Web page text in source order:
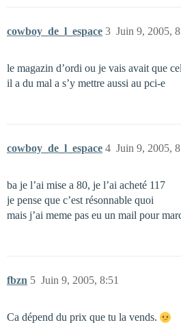
cowboy_de_l_espace Juin 9, 2005,
3
le magazin d’ordi ou je vais avait que
il a du mal a s’y mettre aussi au pci-e
cowboy_de_l_espace Juin 9, 2005,
4
ba je l’ai mise a 80, je l’ai acheté 117
je pense que c’est résonnable quoi
mais j’ai meme pas eu un mail pour
fbzn Juin 9, 2005, 8:51
5
Ca dépend du prix que tu la vends.